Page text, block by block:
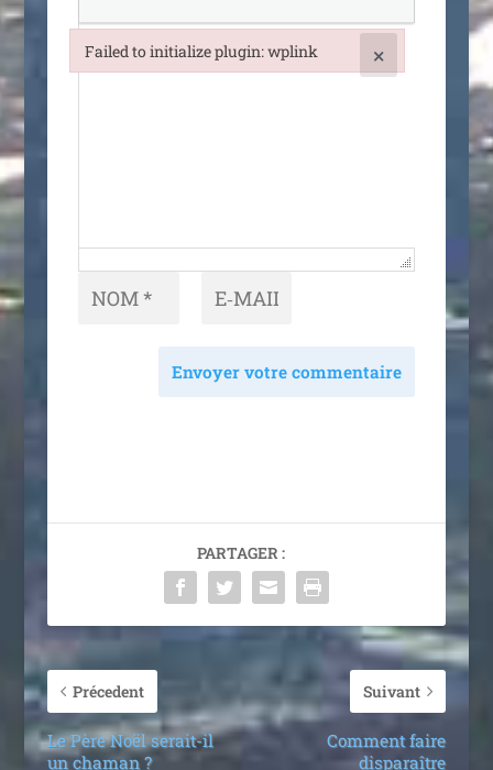
Envoyer votre commentaire
PARTAGER :
Précedent
Le Père Noël serait-il
un chaman ?
Suivant
Comment faire
disparaître
Failed to initialize plugin: wplink ×
Failed to initialize plugin: wplink